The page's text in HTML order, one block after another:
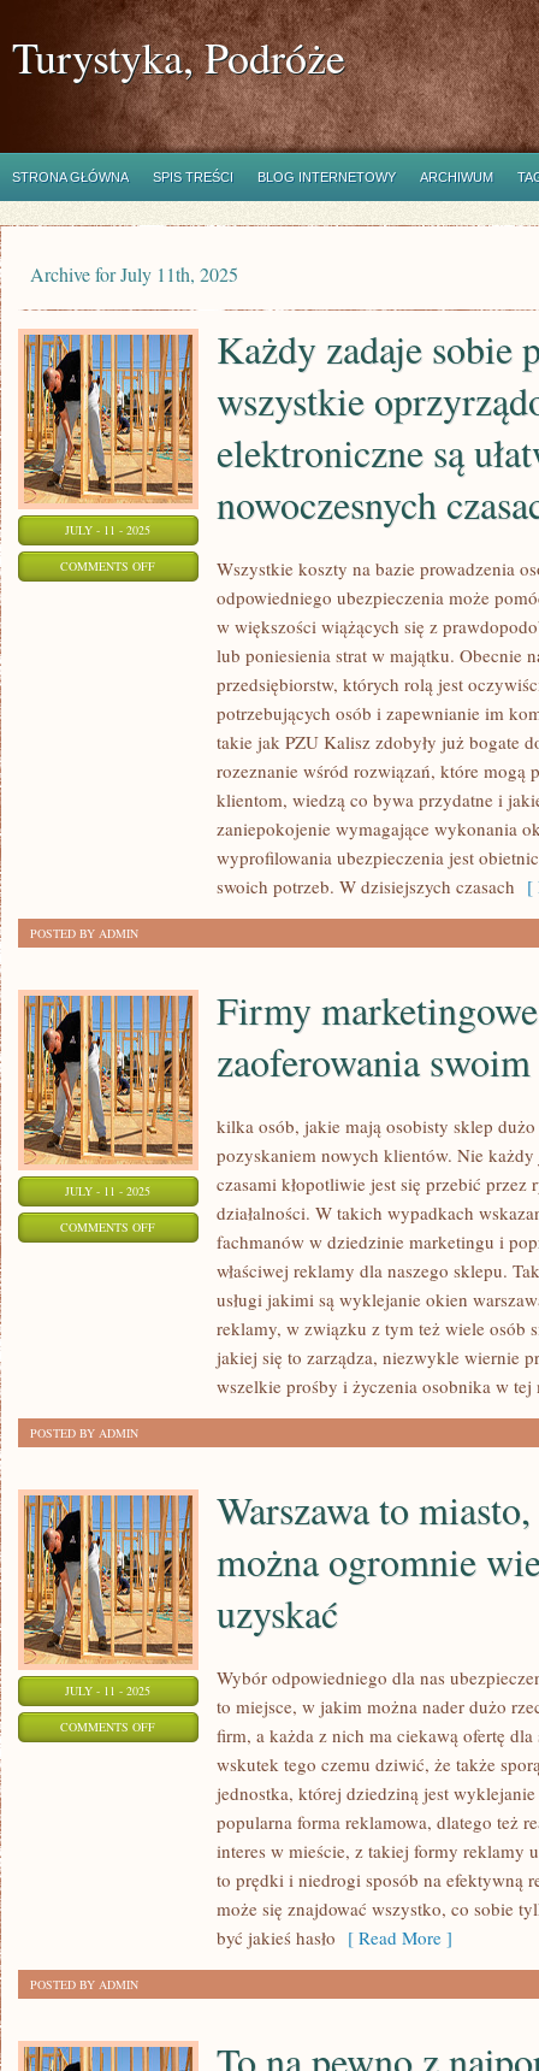
Turystyka, Podróże
STRONA GŁÓWNA SPIS TREŚCI BLOG INTERNETOWY ARCHIWUM
Archive for July 11th, 2025
JULY - 11 - 2025
COMMENTS OFFON
WSZYSTKIE
OPRZYRZĄDOWANIA
ELEKTRONICZNE
UŁATWIENIEM
Każdy zadaje sobie
wszystkie
elektroniczne są
nowoczesnych
Wszystkie koszty na bazie prowadzenia
odpowiedniego ubezpieczenia może
w większości wiążących się z
lub poniesienia strat w majątku. Obecnie
przedsiębiorstw, których rolą jest
potrzebujących osób i zapewnianie im
takie jak PZU Kalisz zdobyły już bogate
rozeznanie wśród rozwiązań, które mogą
klientom, wiedzą co bywa przydatne i
zaniepokojenie wymagające wykonania
wyprofilowania ubezpieczenia jest
swoich potrzeb. W dzisiejszych czasach [
POSTED BY ADMIN
JULY - 11 - 2025
COMMENTS OFFON
Firmy
zaoferowania
kilka osób, jakie mają osobisty sklep
pozyskaniem nowych klientów. Nie
czasami kłopotliwie jest się przebić
działalności. W takich wypadkach
fachmanów w dziedzinie marketingu i
właściwej reklamy dla naszego sklepu.
usługi jakimi są wyklejanie okien
reklamy, w związku z tym też wiele osób
jakiej się to zarządza, niezwykle wiernie
wszelkie prośby i życzenia osobnika w tej
POSTED BY ADMIN
JULY - 11 - 2025
COMMENTS OFFON
OGROMNIE
WIELE
RZECZY
Warszawa to
można ogromnie
uzyskać
Wybór odpowiedniego dla nas
to miejsce, w jakim można nader dużo
firm, a każda z nich ma ciekawą ofertę
wskutek tego czemu dziwić, że także
jednostka, której dziedziną jest
popularna forma reklamowa, dlatego też
interes w mieście, z takiej formy reklamy
to prędki i niedrogi sposób na efektywną
może się znajdować wszystko, co sobie
być jakieś hasło [ Read More ]
POSTED BY ADMIN